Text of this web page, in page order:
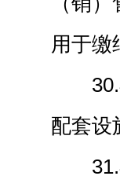
用于缴
配套设